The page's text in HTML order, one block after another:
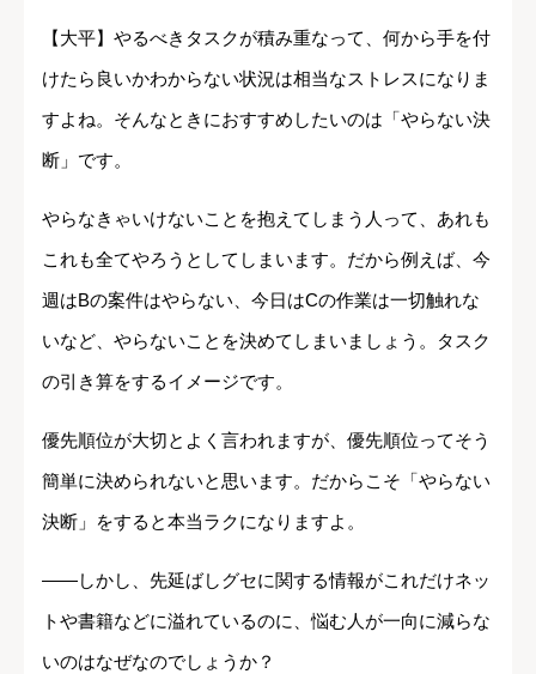
【大平】やるべきタスクが積み重なって、何から手を付
けたら良いかわからない状況は相当なストレスになりま
すよね。そんなときにおすすめしたいのは「やらない決
断」です。
やらなきゃいけないことを抱えてしまう人って、あれも
これも全てやろうとしてしまいます。だから例えば、今
週はBの案件はやらない、今日はCの作業は一切触れな
いなど、やらないことを決めてしまいましょう。タスク
の引き算をするイメージです。
優先順位が大切とよく言われますが、優先順位ってそう
簡単に決められないと思います。だからこそ「やらない
決断」をすると本当ラクになりますよ。
――しかし、先延ばしグセに関する情報がこれだけネッ
トや書籍などに溢れているのに、悩む人が一向に減らな
いのはなぜなのでしょうか？